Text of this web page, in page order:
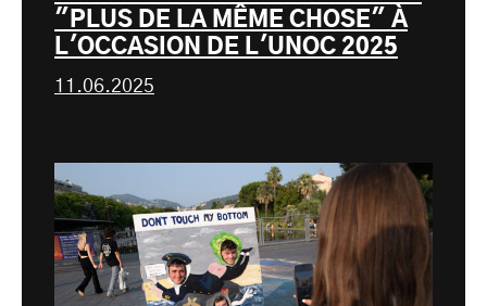
"PLUS DE LA MÊME CHOSE" À
L'OCCASION DE L'UNOC 2025
11.06.2025